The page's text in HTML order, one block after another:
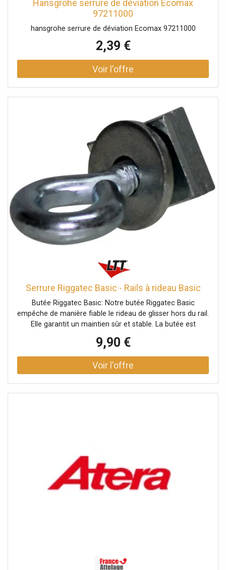
Hansgrohe serrure de déviation Ecomax
97211000
hansgrohe serrure de déviation Ecomax 97211000
2,39 €
Serrure Riggatec Basic - Rails à rideau Basic
Butée Riggatec Basic: Notre butée Riggatec Basic
empêche de manière fiable le rideau de glisser hors du rail.
Elle garantit un maintien sûr et stable. La butée est
pèse environ 0,2 kg. Points forts: Sécurité à l', extrémité
du rail: la butée empêche le rideau de glisser hors du rail.,
Fixation stable: sa conception garantit une fixation sûre et
9,90 €